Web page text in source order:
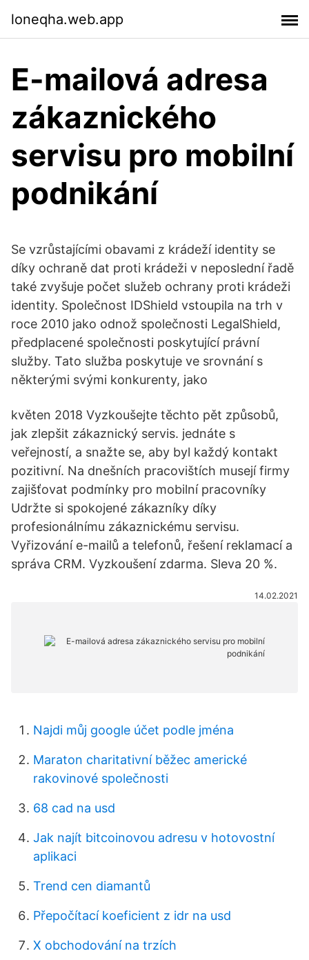
loneqha.web.app
E-mailová adresa
zákaznického
servisu pro mobilní
podnikání
Se vzrůstajícími obavami z krádeží identity se
díky ochraně dat proti krádeži v neposlední řadě
také zvyšuje počet služeb ochrany proti krádeži
identity. Společnost IDShield vstoupila na trh v
roce 2010 jako odnož společnosti LegalShield,
předplacené společnosti poskytující právní
služby. Tato služba poskytuje ve srovnání s
některými svými konkurenty, jako
květen 2018 Vyzkoušejte těchto pět způsobů,
jak zlepšit zákaznický servis. jednáte s
veřejností, a snažte se, aby byl každý kontakt
pozitivní. Na dnešních pracovištích musejí firmy
zajišťovat podmínky pro mobilní pracovníky
Udržte si spokojené zákazníky díky
profesionálnímu zákaznickému servisu.
Vyřizování e-mailů a telefonů, řešení reklamací a
správa CRM. Vyzkoušení zdarma. Sleva 20 %.
14.02.2021
Najdi můj google účet podle jména
Maraton charitativní běžec americké
rakovinové společnosti
68 cad na usd
Jak najít bitcoinovou adresu v hotovostní
aplikaci
Trend cen diamantů
Přepočítací koeficient z idr na usd
X obchodování na trzích